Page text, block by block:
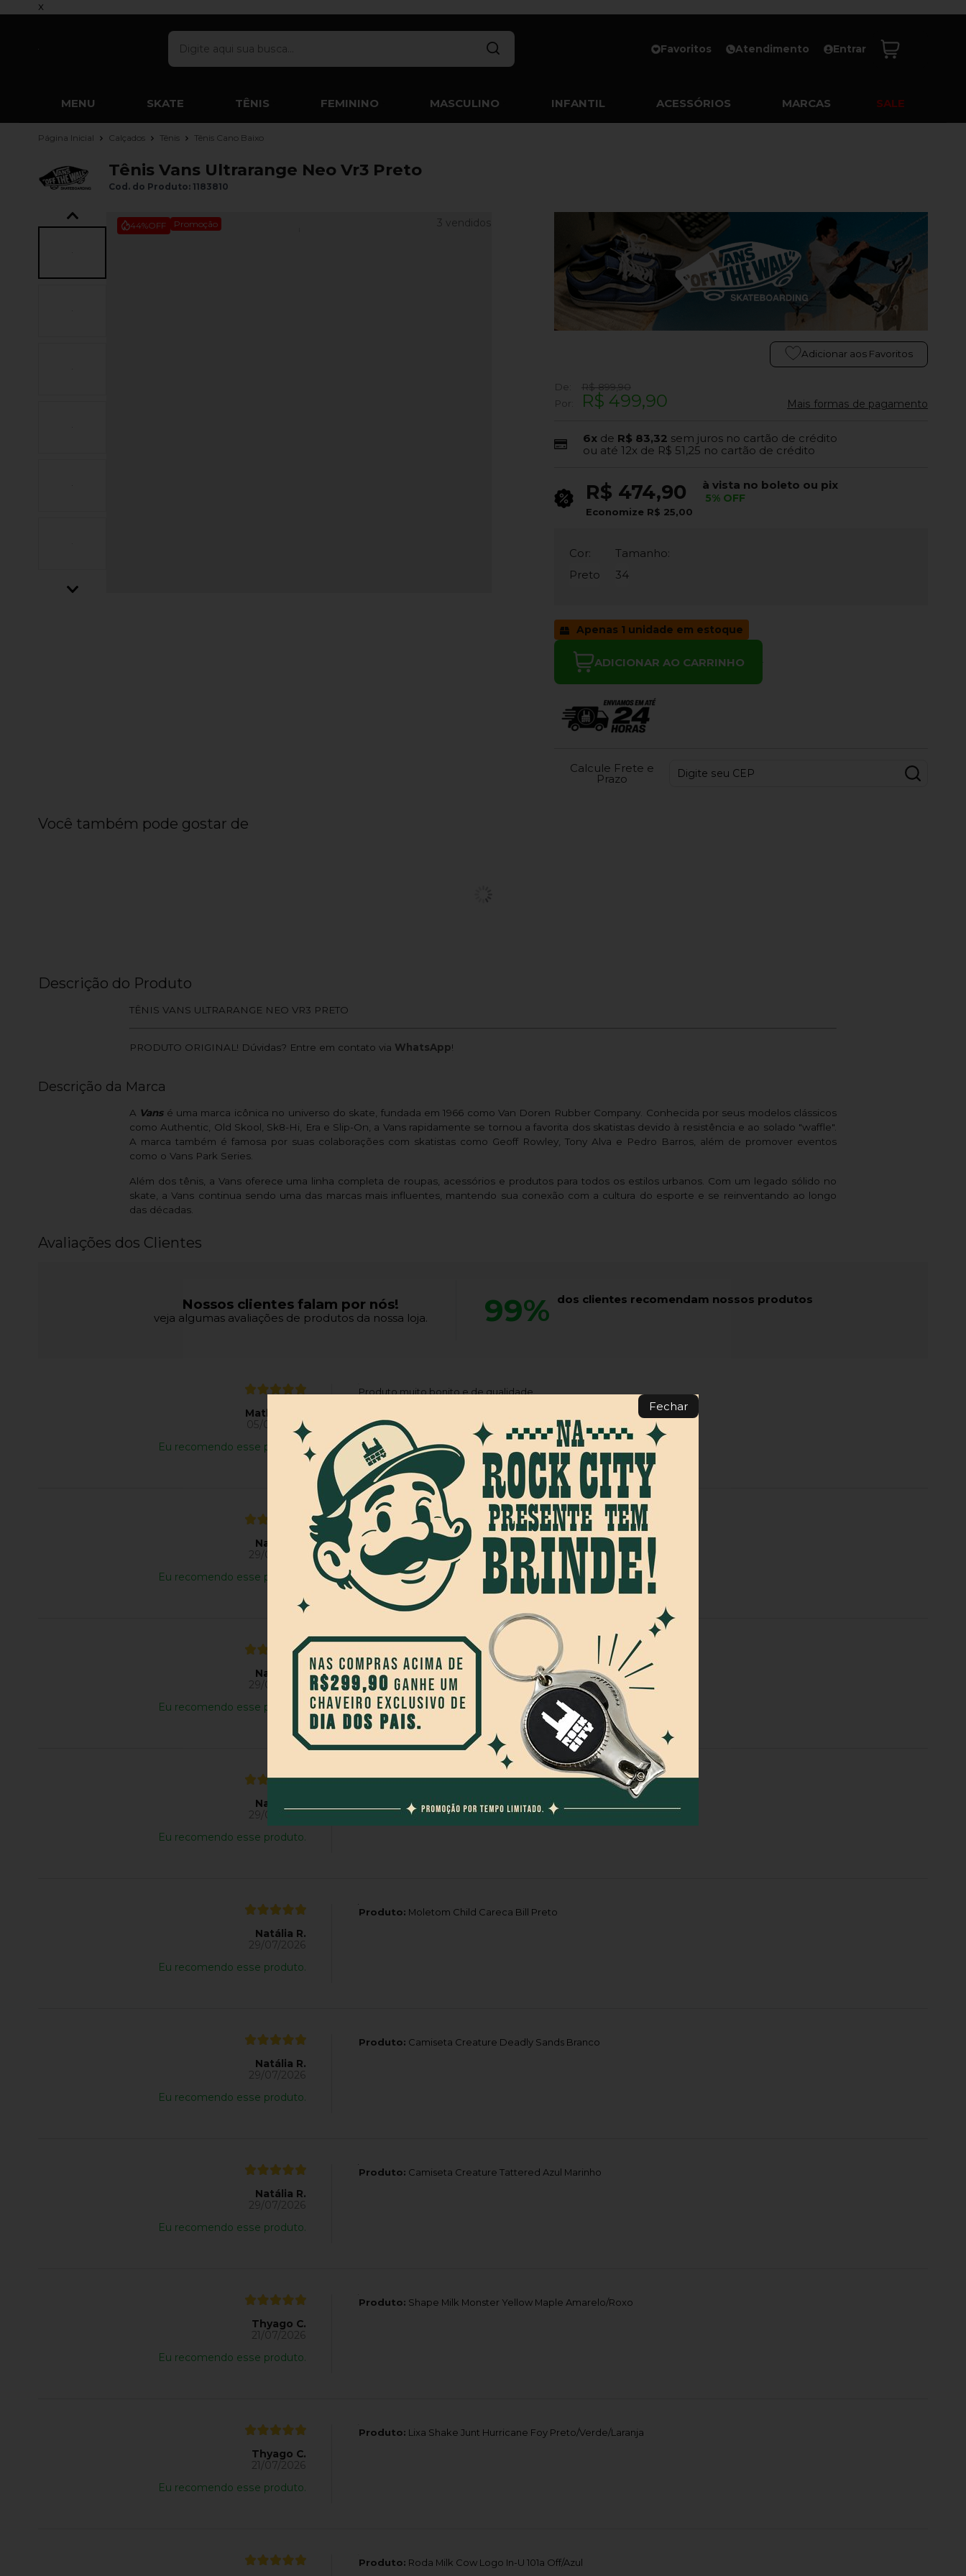
x
Favoritos Atendimento Entrar
MENU SKATE TÊNIS FEMININO MASCULINO INFANTIL ACESSÓRIOS MARCAS SALE
Página Inicial Calçados Tênis Tênis Cano Baixo
Tênis Vans Ultrarange Neo Vr3 Preto
Cod. do Produto: 1183810
44%OFF Promoção 3 vendidos
Adicionar aos Favoritos
De:
R$ 899,90
Por:
R$ 499,90 Mais formas de pagamento
6x de R$ 83,32 sem juros no cartão de crédito
ou até12x de R$ 51,25 no cartão de crédito
R$ 474,90 à vista no boleto ou pix
5% OFF
Economize R$ 25,00
Cor:
Preto
Tamanho:
34
Apenas 1 unidade em estoque
ADICIONAR AO CARRINHO
Calcule Frete e
Prazo
Você também pode gostar de
Descrição do Produto
TÊNIS VANS ULTRARANGE NEO VR3 PRETO
PRODUTO ORIGINAL! Dúvidas? Entre em contato via WhatsApp!
Descrição da Marca
A Vansé uma marca icônica no universo do skate, fundada em 1966 como Van Doren Rubber Company. Conhecida por seus modelos clássicos
como Authentic, Old Skool, Sk8-Hi, Era e Slip-On, a Vans rapidamente se tornou a favorita dos skatistas devido à resistência e ao solado "waffle".
A marca também é famosa por suas colaborações com skatistas como Geoff Rowley, Tony Alva e Pedro Barros, além de promover eventos
como o Vans Park Series.
Além dos tênis, a Vans oferece uma linha completa de roupas, acessórios e produtos para todos os estilos urbanos. Com um legado sólido no
skate, a Vans continua sendo uma das marcas mais influentes, mantendo sua conexão com a cultura do esporte e se reinventando ao longo
das décadas.
Avaliações dos Clientes
Nossos clientes falam por nós!
veja algumas avaliações de produtos da nossa loja. 99% dos clientes recomendam nossos produtos
Matheus S.
05/08/2026
Eu recomendo esse produto.
Produto muito bonito e de qualidade.
Natália R.
29/07/2026
Eu recomendo esse produto.
Produto: Camiseta Creature Haunted Sea Ss Vermelho
Natália R.
29/07/2026
Eu recomendo esse produto.
Produto: Calça Blunt Renvy Black Jeans Preto
Natália R.
29/07/2026
Eu recomendo esse produto.
Produto:Camiseta Creature Strikefast Relic Front Preto
Natália R.
29/07/2026
Eu recomendo esse produto.
Produto: Moletom Child Careca Bill Preto
Natália R.
29/07/2026
Eu recomendo esse produto.
Produto: Camiseta Creature Deadly Sands Branco
Natália R.
29/07/2026
Eu recomendo esse produto.
Produto: Camiseta Creature Tattered Azul Marinho
Thyago C.
21/07/2026
Eu recomendo esse produto.
Produto: Shape Milk Monster Yellow Maple Amarelo/Roxo
Thyago C.
21/07/2026
Eu recomendo esse produto.
Produto: Lixa Shake Junt Hurricane Foy Preto/Verde/Laranja
Produto: Roda Milk Cow Logo In-U 101a Off/Azul
Fechar